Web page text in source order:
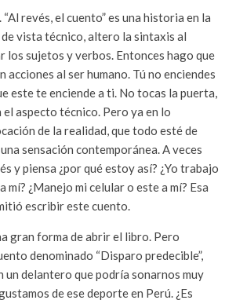
revés, el cuento” es una historia en la
de vista técnico, altero la sintaxis al
los sujetos y verbos. Entonces hago que
acciones al ser humano. Tú no enciendes
este te enciende a ti. No tocas la puerta,
el aspecto técnico. Pero ya en lo
de la realidad, que todo esté de
sensación contemporánea. A veces
y piensa ¿por qué estoy así? ¿Yo trabajo
mí? ¿Manejo mi celular o este a mí? Esa
escribir este cuento.
gran forma de abrir el libro. Pero
denominado “Disparo predecible”,
un delantero que podría sonarnos muy
de ese deporte en Perú. ¿Es